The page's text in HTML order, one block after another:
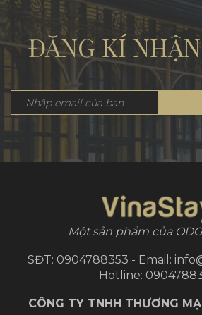
ĐĂNG KÍ
Một sản phẩm của ODG
SĐT: 0904788353 - Email:
Hotline:
CÔNG TY TNHH THƯƠNG